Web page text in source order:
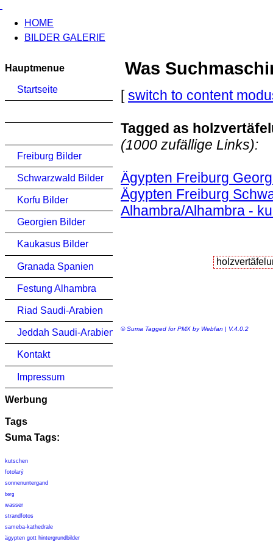
HOME
BILDER GALERIE
Hauptmenue
Startseite
Freiburg Bilder
Schwarzwald Bilder
Korfu Bilder
Georgien Bilder
Kaukasus Bilder
Granada Spanien
Festung Alhambra
Riad Saudi-Arabien
Jeddah Saudi-Arabien
Kontakt
Impressum
Werbung
Tags
Suma Tags:
kutschen
fotolarý
sonnenuntergand
berg
wasser
strandfotos
sameba-kathedrale
ägypten gott hintergrundbilder
Was
[switch to content
Tagged as
(1000 zufällige Links):
Ägypten Freiburg
Ägypten Freiburg
Alhambra/Alhambra -
© Suma Tagged for PMX by Webfan | V.4.0.2